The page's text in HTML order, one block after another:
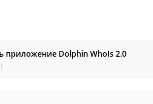
приложение Dolphin WhoIs 2.0